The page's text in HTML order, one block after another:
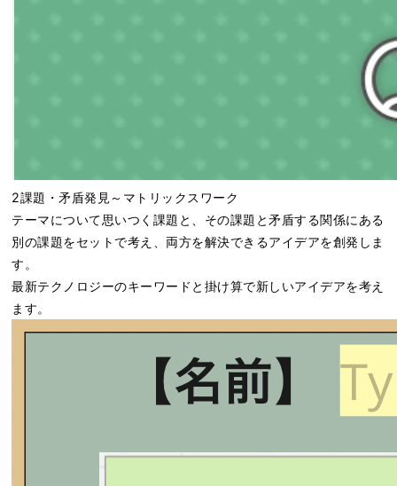
2課題・矛盾発見～マトリックスワーク
テーマについて思いつく課題と、その課題と矛盾する関係にある
別の課題をセットで考え、両方を解決できるアイデアを創発しま
す。
最新テクノロジーのキーワードと掛け算で新しいアイデアを考え
ます。